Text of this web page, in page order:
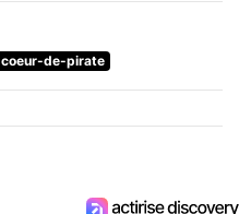
coeur-de-pirate